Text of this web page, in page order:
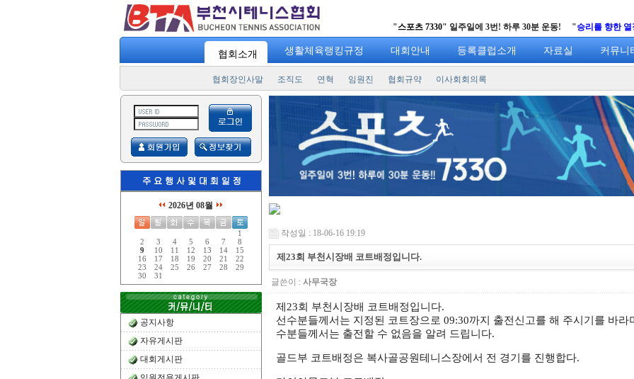
스포츠 7330" 일주일에 3번! 하루 30분 운동! "승리를 향한 열정의 샷!!"
협회소개 생활체육랭킹규정 대회안내 등록클럽소개 자료실 커뮤니
협회장인사말 조직도 연혁 임원진 협회규약 이사회회의록
2026년 08월
1
2
3 4 5 6 7
8
9
10 11 12 13 14
15
16
17 18 19 20 21
22
23
24 25 26 27 28
29
30
31
공지사항
자유게시판
대회게시판
작성일 : 18-06-16 19:19
제23회 부천시장배 코트배정입니다.
글쓴이 : 사무국장
제 23회 부천시장배 코트배정입니다.
선수분들께서는 지정된 코트장으로 09:30까지 출전신고를 해 주시기를 바라
수분들께서는 출전할 수 없음을 알려 드립니다.
골드부 코트배정은 복사골공원테니스장에서 전 경기를 진행합다.